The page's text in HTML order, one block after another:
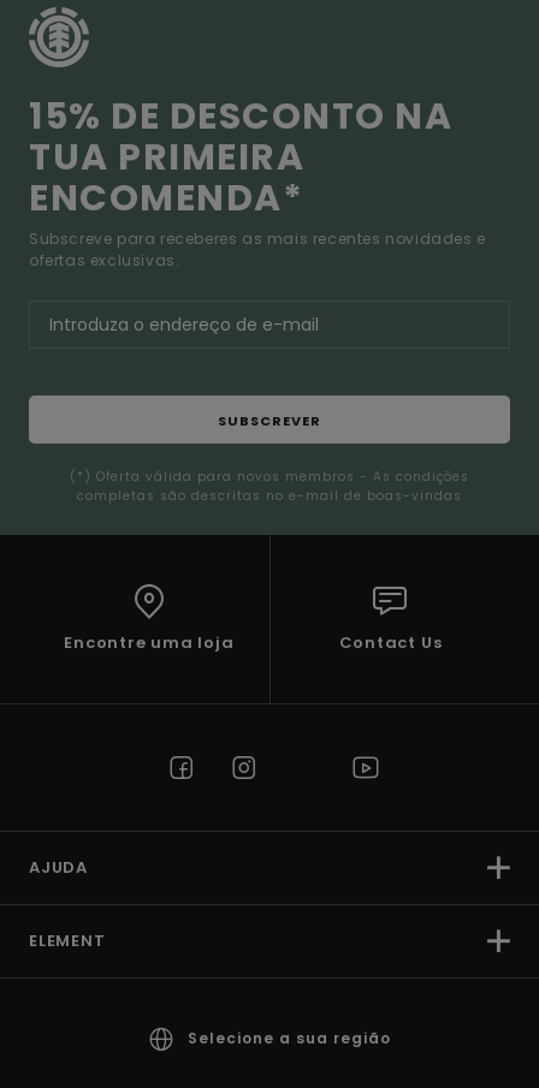
15% DE DESCONTO NA
TUA PRIMEIRA
ENCOMENDA*
Subscreve para receberes as mais recentes novidades e
ofertas exclusivas.
SUBSCREVER
(*) Oferta válida para novos membros - As condições
completas são descritas no e-mail de boas-vindas
Encontre uma loja Contact Us
AJUDA
ELEMENT
Selecione a sua região